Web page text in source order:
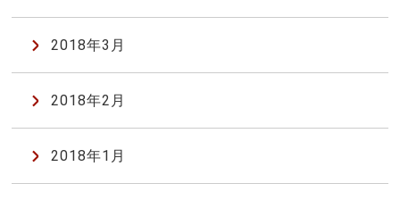
2018年3月
2018年2月
2018年1月